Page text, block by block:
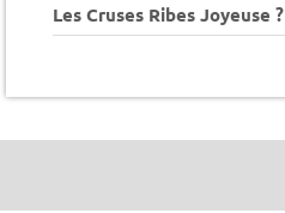
Les Cruses Ribes Joyeuse ?